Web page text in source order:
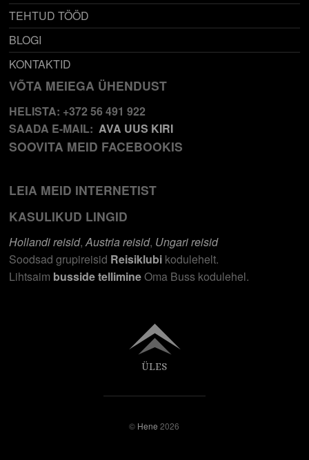
TEHTUD TÖÖD
BLOGI
KONTAKTID
VÕTA MEIEGA ÜHENDUST
HELISTA: +372 56 491 922
SAADA E-MAIL: AVA UUS KIRI
SOOVITA MEID FACEBOOKIS
LEIA MEID INTERNETIST
KASULIKUD LINGID
Hollandi reisid,Austria reisid, Ungari reisid
Soodsad grupireisid Reisiklubi kodulehelt.
Lihtsaim busside tellimineOma Buss kodulehel.
ÜLES
© Hene 2026